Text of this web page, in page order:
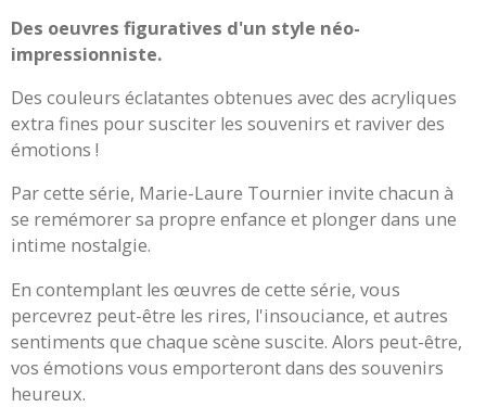
Des oeuvres figuratives d'un style néo-
impressionniste.
Des couleurs éclatantes obtenues avec des acryliques
extra fines pour susciter les souvenirs et raviver des
émotions !
Par cette série, Marie-Laure Tournier invite chacun à
se remémorer sa propre enfance et plonger dans une
intime nostalgie.
En contemplant les œuvres de cette série, vous
percevrez peut-être les rires, l'insouciance, et autres
sentiments que chaque scène suscite. Alors peut-être,
vos émotions vous emporteront dans des souvenirs
heureux.